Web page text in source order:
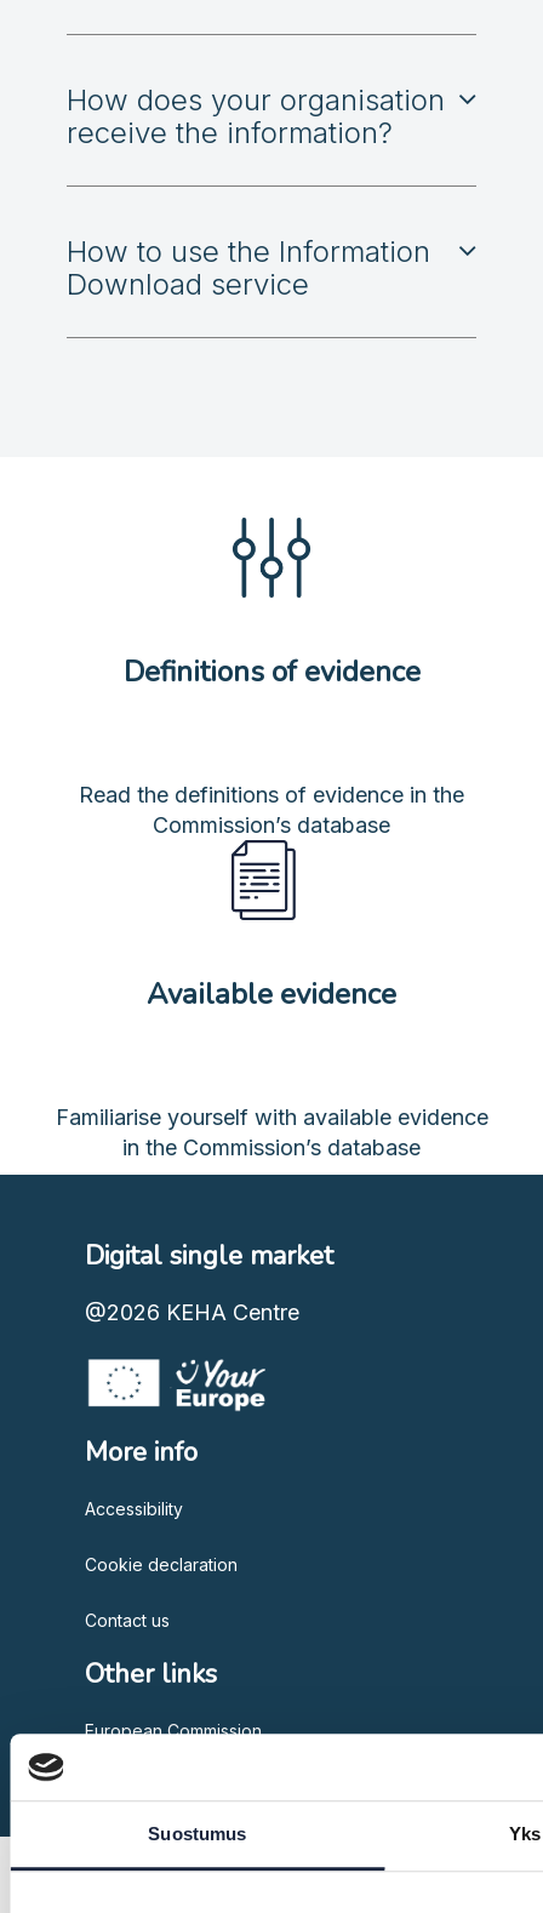
Suostumus
How does your organisation
receive the information?
How to use the Information
Download service
Definitions of evidence
Read the definitions of evidence in the
Commission’s database
Available evidence
Familiarise yourself with available evidence
in the Commission’s database
Digital single market
@2026 KEHA Centre
More info
Accessibility
Cookie declaration
Contact us
Other links
European Commission